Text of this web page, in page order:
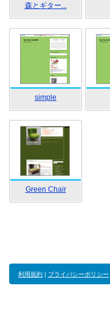
森とギター...
simple
Green Chair
利用規約 | プライバシーポリシー